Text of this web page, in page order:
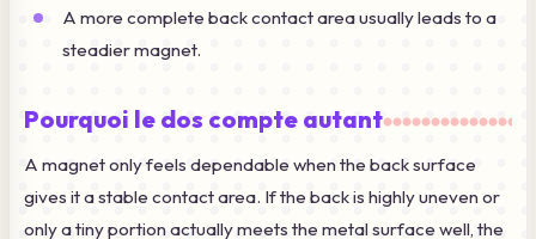
A more complete back contact area usually leads to a
steadier magnet.
Pourquoi le dos compte autant
A magnet only feels dependable when the back surface
gives it a stable contact area. If the back is highly uneven or
only a tiny portion actually meets the metal surface well, the